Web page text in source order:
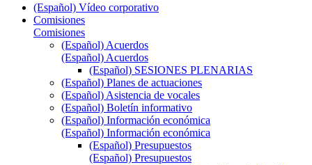
(Español) Vídeo corporativo
Comisiones
Comisiones
(Español) Acuerdos
(Español) Acuerdos
(Español) SESIONES PLENARIAS
(Español) Planes de actuaciones
(Español) Asistencia de vocales
(Español) Boletín informativo
(Español) Información económica
(Español) Información económica
(Español) Presupuestos
(Español) Presupuestos